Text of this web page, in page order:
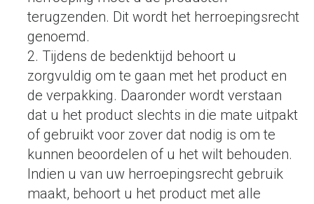
terugzenden. Dit wordt het herroepingsrecht
genoemd.
2. Tijdens de bedenktijd behoort u
zorgvuldig om te gaan met het product en
de verpakking. Daaronder wordt verstaan
dat u het product slechts in die mate uitpakt
of gebruikt voor zover dat nodig is om te
kunnen beoordelen of u het wilt behouden.
Indien u van uw herroepingsrecht gebruik
maakt, behoort u het product met alle